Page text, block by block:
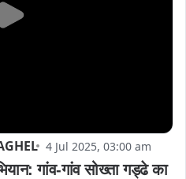
4 Jul 2025, 03:00 am
गांव-गांव सोख्ता गड्ढे का